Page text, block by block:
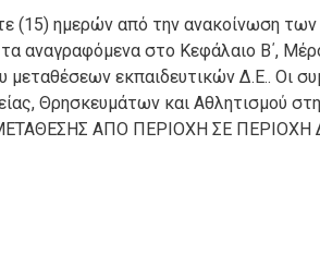
(15) ημερών από την ανακοίνωση
αναγραφόμενα στο Kεφάλαιο Β΄,
εκπαιδευτικών Δ.Ε.. Οι
Θρησκευμάτων και Αθλητισμού
ΑΠΟ ΠΕΡΙΟΧΗ ΣΕ ΠΕΡΙΟΧΗ